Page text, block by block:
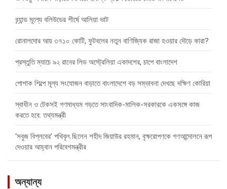
ব্র্যান্ড মূল্যে বলিউডের শীর্ষে আলিয়া ভাট
রোনালদোর আয় ৩৭১০ কোটি, ফুটবলের নতুন বাণিজ্যিক রাজা হওয়ার দৌড়ে কারা?
প্রস্তুতি ম্যাচে ৯২ রানের লিড অস্ট্রেলিয়া একাদশের, চাপে বাংলাদেশ
পোশাক শিল্পে মূল্য সংযোজন বাড়াতে বাংলাদেশে বড় সম্ভাবনা দেখছে দক্ষিণ কোরিয়া
স্বাধীন ও টেকসই গণমাধ্যম গড়তে সাংবাদিক-মালিক-সরকারকে একসঙ্গে কাজ
করতে হবে: তথ্যমন্ত্রী
‘সবুজ বিপ্লবের’ পথিকৃৎ ছিলেন শহীদ জিয়াউর রহমান, বৃক্ষরোপণকে গণআন্দোলনে রূপ
দেওয়ার আহ্বান পরিবেশমন্ত্রীর
অন্যান্য